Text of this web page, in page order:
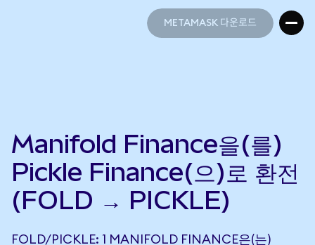
METAMASK 다운로드
Manifold Finance을(를)
Pickle Finance(으)로 환전
(FOLD → PICKLE)
FOLD/PICKLE: 1 MANIFOLD FINANCE은(는)